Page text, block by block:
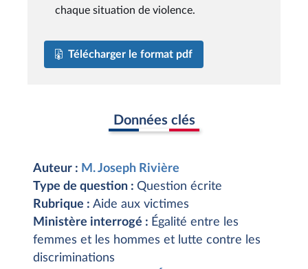
chaque situation de violence.
Télécharger le format pdf
Données clés
Auteur : M. Joseph Rivière
Type de question : Question écrite
Rubrique : Aide aux victimes
Ministère interrogé : Égalité entre les
femmes et les hommes et lutte contre les
discriminations